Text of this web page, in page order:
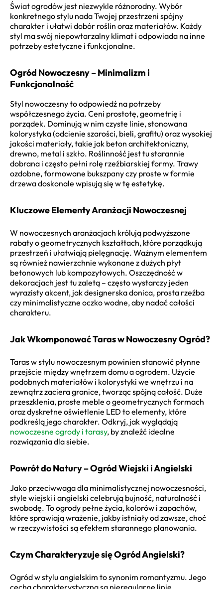
Świat ogrodów jest niezwykle różnorodny. Wybór
konkretnego stylu nada Twojej przestrzeni spójny
charakter i ułatwi dobór roślin oraz materiałów. Każdy
styl ma swój niepowtarzalny klimat i odpowiada na inne
potrzeby estetyczne i funkcjonalne.
Ogród Nowoczesny – Minimalizm i
Funkcjonalność
Styl nowoczesny to odpowiedź na potrzeby
współczesnego życia. Ceni prostotę, geometrię i
porządek. Dominują w nim czyste linie, stonowana
kolorystyka (odcienie szarości, bieli, grafitu) oraz wysokiej
jakości materiały, takie jak beton architektoniczny,
drewno, metal i szkło. Roślinność jest tu starannie
dobrana i często pełni rolę rzeźbiarskiej formy. Trawy
ozdobne, formowane bukszpany czy proste w formie
drzewa doskonale wpisują się w tę estetykę.
Kluczowe Elementy Aranżacji Nowoczesnej
W nowoczesnych aranżacjach królują podwyższone
rabaty o geometrycznych kształtach, które porządkują
przestrzeń i ułatwiają pielęgnację. Ważnym elementem
są również nawierzchnie wykonane z dużych płyt
betonowych lub kompozytowych. Oszczędność w
dekoracjach jest tu zaletą – często wystarczy jeden
wyrazisty akcent, jak designerska donica, prosta rzeźba
czy minimalistyczne oczko wodne, aby nadać całości
charakteru.
Jak Wkomponować Taras w Nowoczesny Ogród?
Taras w stylu nowoczesnym powinien stanowić płynne
przejście między wnętrzem domu a ogrodem. Użycie
podobnych materiałów i kolorystyki we wnętrzu i na
zewnątrz zaciera granice, tworząc spójną całość. Duże
przeszklenia, proste meble o geometrycznych formach
oraz dyskretne oświetlenie LED to elementy, które
podkreślą jego charakter. Odkryj, jak wyglądają
nowoczesne ogrody i tarasy, by znaleźć idealne
rozwiązania dla siebie.
Powrót do Natury – Ogród Wiejski i Angielski
Jako przeciwwaga dla minimalistycznej nowoczesności,
style wiejski i angielski celebrują bujność, naturalność i
swobodę. To ogrody pełne życia, kolorów i zapachów,
które sprawiają wrażenie, jakby istniały od zawsze, choć
w rzeczywistości są efektem starannego planowania.
Czym Charakteryzuje się Ogród Angielski?
Ogród w stylu angielskim to synonim romantyzmu. Jego
cechą charakterystyczną są nieregularne linie,